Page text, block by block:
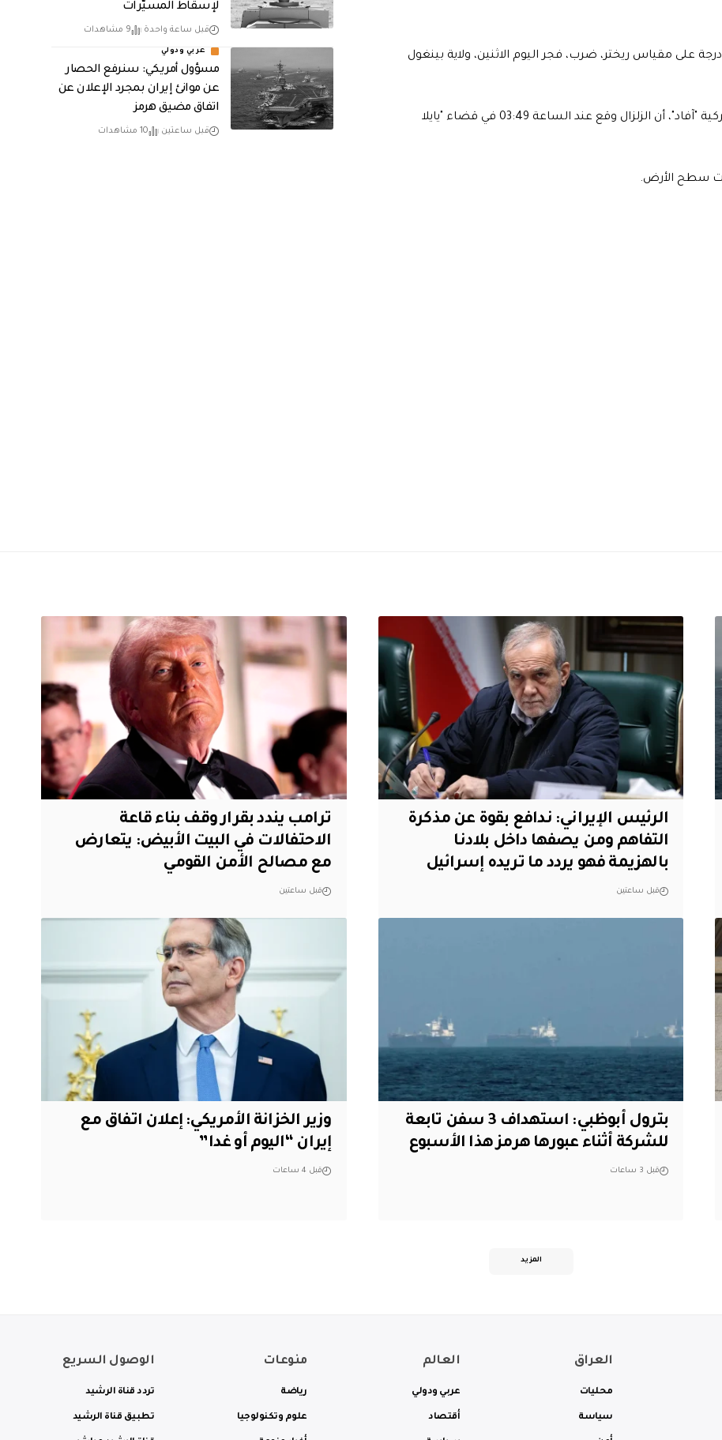
أفادت وكالة "الأناضول"، اليوم الاثنين، بأن زلزالا بقوة 4.7 درجة على مقياس ريختر، ضرب، فجر اليوم الاثنين، ولاية بينغول
وجاء في بيان صدر عن رئاسة إدارة الطوارئ والكوارث التركية "آفاد"، أن الزلزال وقع عند الساعة 03:49 في قضاء "يايلا
لإسقاط المسيّرات
قبل ساعة واحدة 9 مشاهدات
عربي ودولي
مسؤول أمريكي: سنرفع الحصار
عن موانئ إيران بمجرد الإعلان عن
اتفاق مضيق هرمز
قبل ساعتين 10 مشاهدات
الرئيس الإيراني: ندافع بقوة عن مذكرة
التفاهم ومن يصفها داخل بلادنا
بالهزيمة فهو يردد ما تريده إسرائيل
قبل ساعتين
ترامب يندد بقرار وقف بناء قاعة
الاحتفالات في البيت الأبيض: يتعارض
مع مصالح الأمن القومي
قبل ساعتين
بترول أبوظبي: استهداف 3 سفن تابعة
للشركة أثناء عبورها هرمز هذا الأسبوع
قبل 3 ساعات
وزير الخزانة الأمريكي: إعلان اتفاق مع
إيران “اليوم أو غدا”
قبل 4 ساعات
المزيد
العراق
محليات
سياسة
العالم
عربي ودولي
أقتصاد
منوعات
رياضة
علوم وتكنولوجيا
الوصول السريع
تردد قناة الرشيد
تطبيق قناة الرشيد